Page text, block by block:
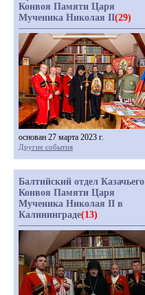
Конвоя Памяти Царя
Мученика Николая II(29)
основан 27 марта 2023 г.
Другие события
Балтийский отдел Казачьего
Конвоя Памяти Царя
Мученика Николая II в
Калининграде(13)